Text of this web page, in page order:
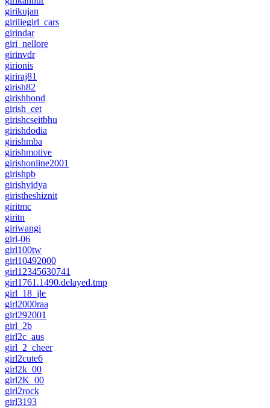
girikujan
giriliegirl_cars
girindar
giri_nellore
girinvdr
girionis
giriraj81
girish82
girishbond
girish_cet
girishcseitbhu
girishdodia
girishmba
girishmotive
girishonline2001
girishpb
girishvidya
giristheshiznit
giritmc
giritn
giriwangi
girl-06
girl100tw
girl10492000
girl12345630741
girl1761.1490.delayed.tmp
girl_18_jle
girl2000raa
girl292001
girl_2b
girl2c_aus
girl_2_cheer
girl2cute6
girl2k_00
girl2K_00
girl2rock
girl3193